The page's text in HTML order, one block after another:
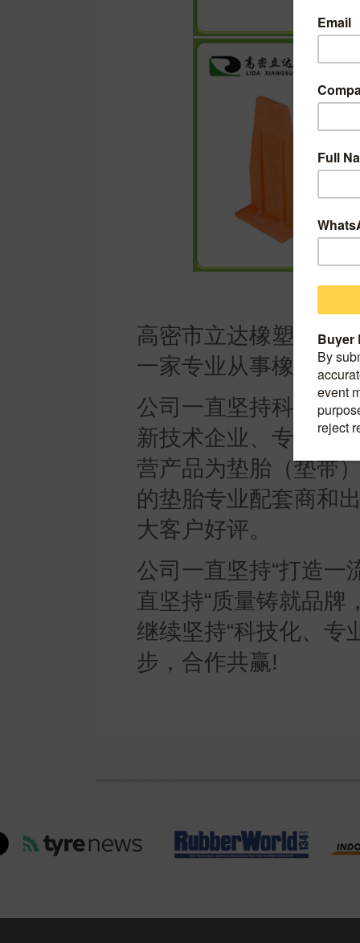
高密市立达橡塑制品
一家专业从事橡胶制
公司一直坚持科技创
新技术企业、专精特
营产品为垫胎（垫带
的垫胎专业配套商和
大客户好评。
公司一直坚持“打造一
直坚持“质量铸就品牌
继续坚持“科技化、专
步，合作共赢!